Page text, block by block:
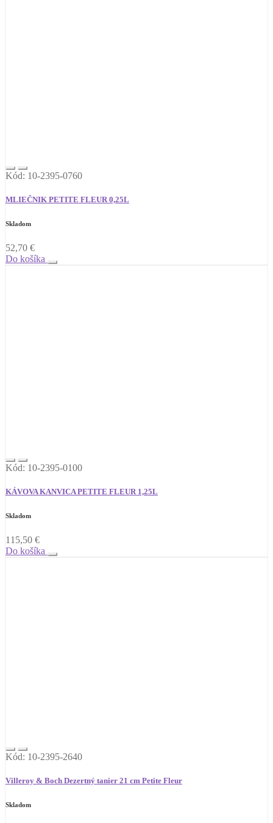
Kód: 10-2395-0760
MLIEČNIK PETITE FLEUR 0,25L
Skladom
52,70 €
Do košíka
Kód: 10-2395-0100
KÁVOVA KANVICA PETITE FLEUR 1,25L
Skladom
115,50 €
Do košíka
Kód: 10-2395-2640
Villeroy & Boch Dezertný tanier 21 cm Petite Fleur
Skladom